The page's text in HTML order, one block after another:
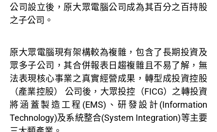
公司設立後，原大眾電腦公司成為其百分之百持股
之子公司。
原大眾電腦現有架構較為複雜 ，包含了長期投資及
眾多子公司，其合併報表日趨複雜且不易了解，無
法表現核心事業之真實經營成果，轉型成投資控股
（產業控股） 公司後，大眾投控（FICG）之轉投資
將涵蓋製造工程(EMS)、研發設計(Information
Technology)及系統整合(System Integration)等主要